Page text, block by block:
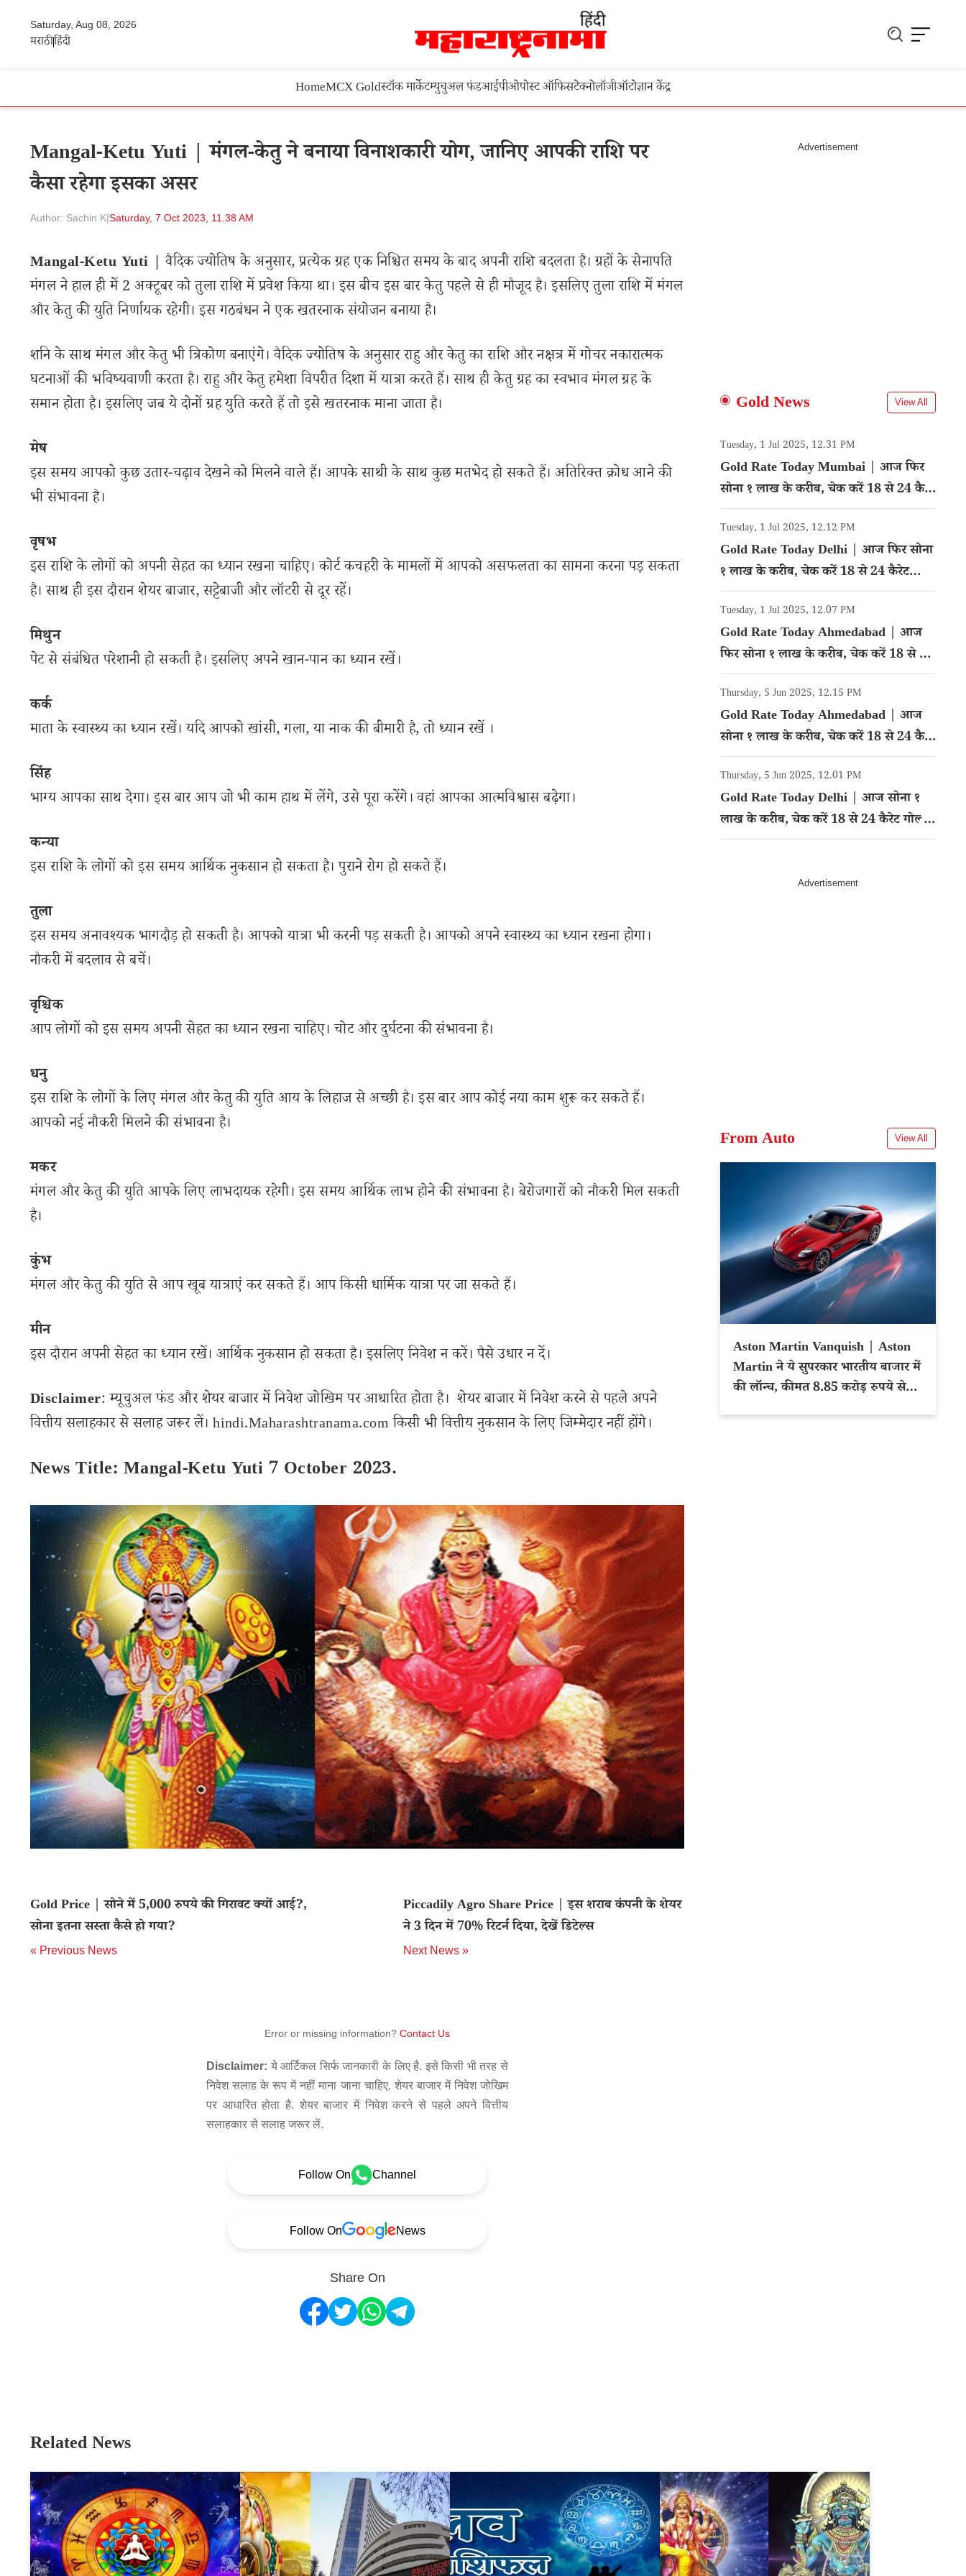
Saturday, Aug 08, 2026
मराठीहिंदी
HomeMCX Goldस्टॉक मार्केटम्युचुअल फंडआईपीओपोस्ट ऑफिसटेक्नोलॉजीऑटोज्ञान केंद्र
Mangal-Ketu Yuti | मंगल-केतु ने बनाया विनाशकारी योग, जानिए आपकी राशि पर
कैसा रहेगा इसका असर
Author: Sachin K|Saturday, 7 Oct 2023, 11.38 AM
Mangal-Ketu Yuti | वैदिक ज्योतिष के अनुसार, प्रत्येक ग्रह एक निश्चित समय के बाद अपनी राशि बदलता है। ग्रहों के सेनापति
मंगल ने हाल ही में 2 अक्टूबर को तुला राशि में प्रवेश किया था। इस बीच इस बार केतु पहले से ही मौजूद है। इसलिए तुला राशि में मंगल
और केतु की युति निर्णायक रहेगी। इस गठबंधन ने एक खतरनाक संयोजन बनाया है।
शनि के साथ मंगल और केतु भी त्रिकोण बनाएंगे। वैदिक ज्योतिष के अनुसार राहु और केतु का राशि और नक्षत्र में गोचर नकारात्मक
घटनाओं की भविष्यवाणी करता है। राहु और केतु हमेशा विपरीत दिशा में यात्रा करते हैं। साथ ही केतु ग्रह का स्वभाव मंगल ग्रह के
समान होता है। इसलिए जब ये दोनों ग्रह युति करते हैं तो इसे खतरनाक माना जाता है।
मेष
इस समय आपको कुछ उतार-चढ़ाव देखने को मिलने वाले हैं। आपके साथी के साथ कुछ मतभेद हो सकते हैं। अतिरिक्त क्रोध आने की
भी संभावना है।
वृषभ
इस राशि के लोगों को अपनी सेहत का ध्यान रखना चाहिए। कोर्ट कचहरी के मामलों में आपको असफलता का सामना करना पड़ सकता
है। साथ ही इस दौरान शेयर बाजार, सट्टेबाजी और लॉटरी से दूर रहें।
मिथुन
पेट से संबंधित परेशानी हो सकती है। इसलिए अपने खान-पान का ध्यान रखें।
कर्क
माता के स्वास्थ्य का ध्यान रखें। यदि आपको खांसी, गला, या नाक की बीमारी है, तो ध्यान रखें ।
सिंह
भाग्य आपका साथ देगा। इस बार आप जो भी काम हाथ में लेंगे, उसे पूरा करेंगे। वहां आपका आत्मविश्वास बढ़ेगा।
कन्या
इस राशि के लोगों को इस समय आर्थिक नुकसान हो सकता है। पुराने रोग हो सकते हैं।
तुला
इस समय अनावश्यक भागदौड़ हो सकती है। आपको यात्रा भी करनी पड़ सकती है। आपको अपने स्वास्थ्य का ध्यान रखना होगा।
नौकरी में बदलाव से बचें।
वृश्चिक
आप लोगों को इस समय अपनी सेहत का ध्यान रखना चाहिए। चोट और दुर्घटना की संभावना है।
धनु
इस राशि के लोगों के लिए मंगल और केतु की युति आय के लिहाज से अच्छी है। इस बार आप कोई नया काम शुरू कर सकते हैं।
आपको नई नौकरी मिलने की संभावना है।
मकर
मंगल और केतु की युति आपके लिए लाभदायक रहेगी। इस समय आर्थिक लाभ होने की संभावना है। बेरोजगारों को नौकरी मिल सकती
है।
कुंभ
मंगल और केतु की युति से आप खूब यात्राएं कर सकते हैं। आप किसी धार्मिक यात्रा पर जा सकते हैं।
मीन
इस दौरान अपनी सेहत का ध्यान रखें। आर्थिक नुकसान हो सकता है। इसलिए निवेश न करें। पैसे उधार न दें।
Disclaimer: म्यूचुअल फंड और शेयर बाजार में निवेश जोखिम पर आधारित होता है। शेयर बाजार में निवेश करने से पहले अपने
वित्तीय सलाहकार से सलाह जरूर लें। hindi.Maharashtranama.com किसी भी वित्तीय नुकसान के लिए जिम्मेदार नहीं होंगे।
News Title: Mangal-Ketu Yuti 7 October 2023.
Gold Price | सोने में 5,000 रुपये की गिरावट क्यों आई?,
सोना इतना सस्ता कैसे हो गया?
« Previous News
Piccadily Agro Share Price | इस शराब कंपनी के शेयर
ने 3 दिन में 70% रिटर्न दिया, देखें डिटेल्स
Next News »
Error or missing information? Contact Us
Disclaimer: ये आर्टिकल सिर्फ जानकारी के लिए है. इसे किसी भी तरह से
निवेश सलाह के रूप में नहीं माना जाना चाहिए. शेयर बाजार में निवेश जोखिम
पर आधारित होता है. शेयर बाजार में निवेश करने से पहले अपने वित्तीय
सलाहकार से सलाह जरूर लें.
Follow On Channel
Follow On News
Share On
Gold News View All
Tuesday, 1 Jul 2025, 12.31 PM
Gold Rate Today Mumbai | आज फिर
सोना १ लाख के करीब, चेक करें 18 से 24 कैरेट
गोल्ड का रेट
Tuesday, 1 Jul 2025, 12.12 PM
Gold Rate Today Delhi | आज फिर सोना
१ लाख के करीब, चेक करें 18 से 24 कैरेट
गोल्ड का रेट
Tuesday, 1 Jul 2025, 12.07 PM
Gold Rate Today Ahmedabad | आज
फिर सोना १ लाख के करीब, चेक करें 18 से 24
कैरेट गोल्ड का रेट
Thursday, 5 Jun 2025, 12.15 PM
Gold Rate Today Ahmedabad | आज
सोना १ लाख के करीब, चेक करें 18 से 24 कैरेट
गोल्ड का रेट
Thursday, 5 Jun 2025, 12.01 PM
Gold Rate Today Delhi | आज सोना १
लाख के करीब, चेक करें 18 से 24 कैरेट गोल्ड
का रेट
From Auto View All
Aston Martin Vanquish | Aston
Martin ने ये सुपरकार भारतीय बाजार में
की लॉन्च, कीमत 8.85 करोड़ रुपये से
Related News